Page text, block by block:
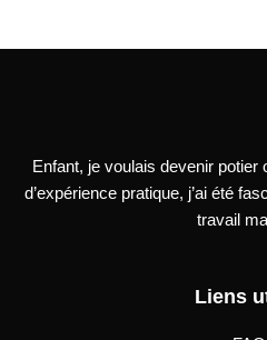
Enfant, je voulais devenir potier
d’expérience pratique, j’ai été
travail
Liens